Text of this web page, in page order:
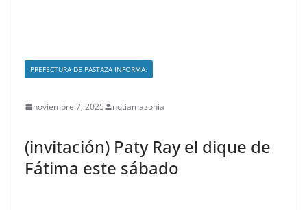
PREFECTURA DE PASTAZA INFORMA:
noviembre 7, 2025 notiamazonia
(invitación) Paty Ray el dique de
Fátima este sábado